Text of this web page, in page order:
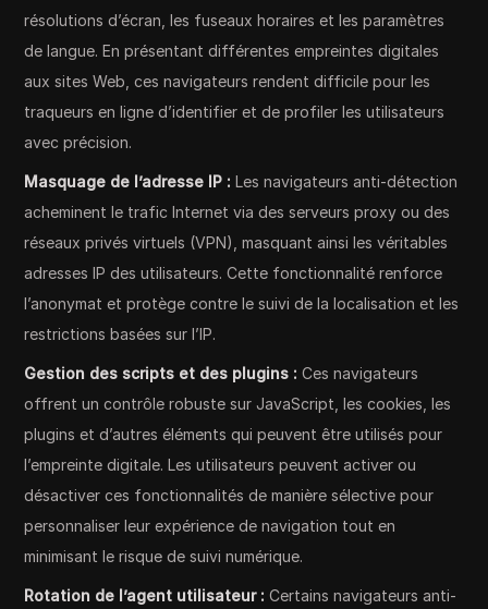
résolutions d’écran, les fuseaux horaires et les paramètres
de langue. En présentant différentes empreintes digitales
aux sites Web, ces navigateurs rendent difficile pour les
traqueurs en ligne d’identifier et de profiler les utilisateurs
avec précision.
Masquage de l’adresse IP :Les navigateurs anti-détection
acheminent le trafic Internet via des serveurs proxy ou des
réseaux privés virtuels (VPN), masquant ainsi les véritables
adresses IP des utilisateurs. Cette fonctionnalité renforce
l’anonymat et protège contre le suivi de la localisation et les
restrictions basées sur l’IP.
Gestion des scripts et des plugins :Ces navigateurs
offrent un contrôle robuste sur JavaScript, les cookies, les
plugins et d’autres éléments qui peuvent être utilisés pour
l’empreinte digitale. Les utilisateurs peuvent activer ou
désactiver ces fonctionnalités de manière sélective pour
personnaliser leur expérience de navigation tout en
minimisant le risque de suivi numérique.
Rotation de l’agent utilisateur :Certains navigateurs anti-